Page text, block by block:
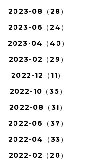
2023-08（28）
2023-06（24）
2023-04（40）
2023-02（29）
2022-12（11）
2022-10（35）
2022-08（31）
2022-06（37）
2022-04（33）
2022-02（20）